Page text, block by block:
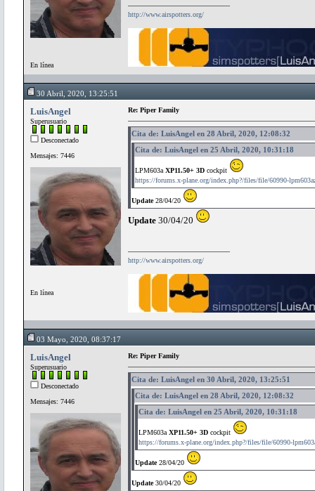
En línea
http://www.airspotters.org/
30 Abril, 2020, 13:25:51
LuisAngel
Superusuario
Desconectado
Mensajes: 7446
En línea
Re: Piper Family
Cita de: LuisAngel en 28 Abril, 2020, 12:08:32
Cita de: LuisAngel en 25 Abril, 2020, 10:31:18
LPM603a XP11.50+ 3D cockpit
https://forums.x-plane.org/index.php?/files/file/60990-
Update28/04/20
Update 30/04/20
http://www.airspotters.org/
03 Mayo, 2020, 08:37:17
LuisAngel
Superusuario
Desconectado
Mensajes: 7446
Re: Piper Family
Cita de: LuisAngel en 30 Abril, 2020, 13:25:51
Cita de: LuisAngel en 28 Abril, 2020, 12:08:32
Cita de: LuisAngel en 25 Abril, 2020, 10:31:18
LPM603a XP11.50+ 3D cockpit
https://forums.x-plane.org/index.php?/files/file/60990-
Update28/04/20
Update30/04/20